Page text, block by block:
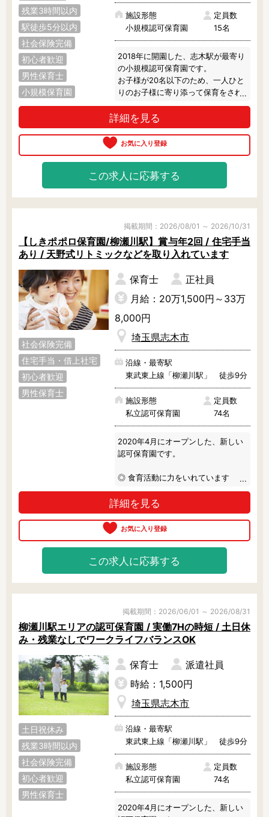
残業3時間以内
駅徒歩5分以内
社会保険完備
初心者歓迎
男性保育士
小規模保育園
施設形態
小規模認可保育園
定員数
15名
2018年に開園した、志木駅が最寄り
の小規模認可保育園です。
お子様が20名以下のため、一人ひと
りのお子様に寄り添って保育をされ
たい方を募集しております♪
ブランクのある方、子育て中の方、
正規職勤務を検討されている方な
ど、働き方は多様に相談できます。
詳細を見る
この求人に応募する
掲載期間：2026/08/01 ～ 2026/10/31
【しきポポロ保育園/柳瀬川駅】賞与年2回 / 住宅手当
あり / 天野式リトミックなどを取り入れています
社会保険完備
住宅手当・借上社宅
初心者歓迎
男性保育士
保育士
正社員
月給：20万1,500円～33万
8,000円
埼玉県志木市
沿線・最寄駅
東武東上線「柳瀬川駅」 徒歩9分
施設形態
私立認可保育園
定員数
74名
2020年4月にオープンした、新しい
認可保育園です。
◎ 食育活動に力をいれています
栄養バランスの取れたオリジナルの
給食を提供しています。
トウモロコシの皮むきやスイカ割
り、クリスマスになればケーキの飾
の興味を引き出します。
◎ 英語も身近な存在に
外国人講師を毎週招き、遊びの中で
子どもたちの可能性を広げます。
また、ハロウィンやクリスマスは盛
大に行なっているので、本場の雰囲
気を感じられますよ。
詳細を見る
この求人に応募する
掲載期間：2026/06/01 ～ 2026/08/31
柳瀬川駅エリアの認可保育園 / 実働7Hの時短 / 土日休
み・残業なしでワークライフバランスOK
土日祝休み
残業3時間以内
社会保険完備
初心者歓迎
男性保育士
保育士
派遣社員
時給：1,500円
埼玉県志木市
沿線・最寄駅
東武東上線「柳瀬川駅」 徒歩9分
施設形態
私立認可保育園
定員数
74名
2020年4月にオープンした、新しい